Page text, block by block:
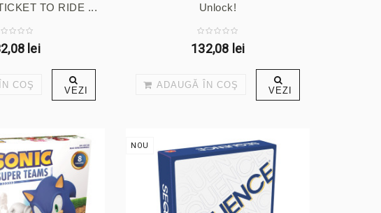
TO RIDE ...
lei
COŞ VEZI
Unlock!
132,08 lei
ADAUGĂ ÎN COŞ VEZI
NOU